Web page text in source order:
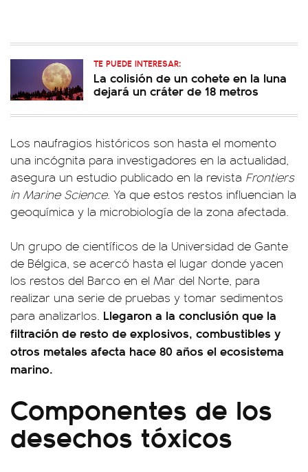
TE PUEDE INTERESAR:
La colisión de un cohete en la luna
dejará un cráter de 18 metros
Los naufragios históricos son hasta el momento
una incógnita para investigadores en la actualidad,
asegura un estudio publicado en la revista Frontiers
in Marine Science. Ya que estos restos influencian la
geoquímica y la microbiología de la zona afectada.
Un grupo de científicos de la Universidad de Gante
de Bélgica, se acercó hasta el lugar donde yacen
los restos del Barco en el Mar del Norte, para
realizar una serie de pruebas y tomar sedimentos
para analizarlos. Llegaron a la conclusión que la
filtración de resto de explosivos, combustibles y
otros metales afecta hace 80 años el ecosistema
marino.
Componentes de los
desechos tóxicos